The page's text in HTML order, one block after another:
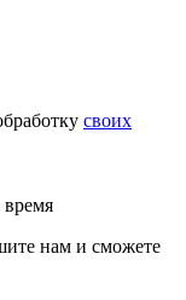
своих
нам и сможете